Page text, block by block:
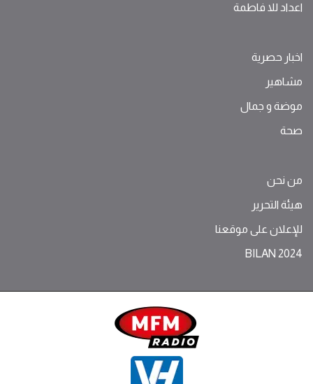
اعداد للا فاطمة
اخبار حصرية
مشاهير
موضة ‫و‬ ‫‬‫جمال‬
صحة
من نحن
هيئة التحرير
للإعلان على موقعنا
BILAN 2024